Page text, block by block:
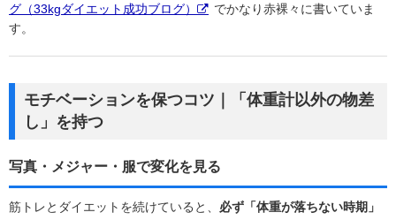
グ（33kgダイエット成功ブログ）
でかなり赤裸々に書いていま
す。
モチベーションを保つコツ｜「体重計以外の物差
し」を持つ
写真・メジャー・服で変化を見る
筋トレとダイエットを続けていると、 必ず「体重が落ちない時期」